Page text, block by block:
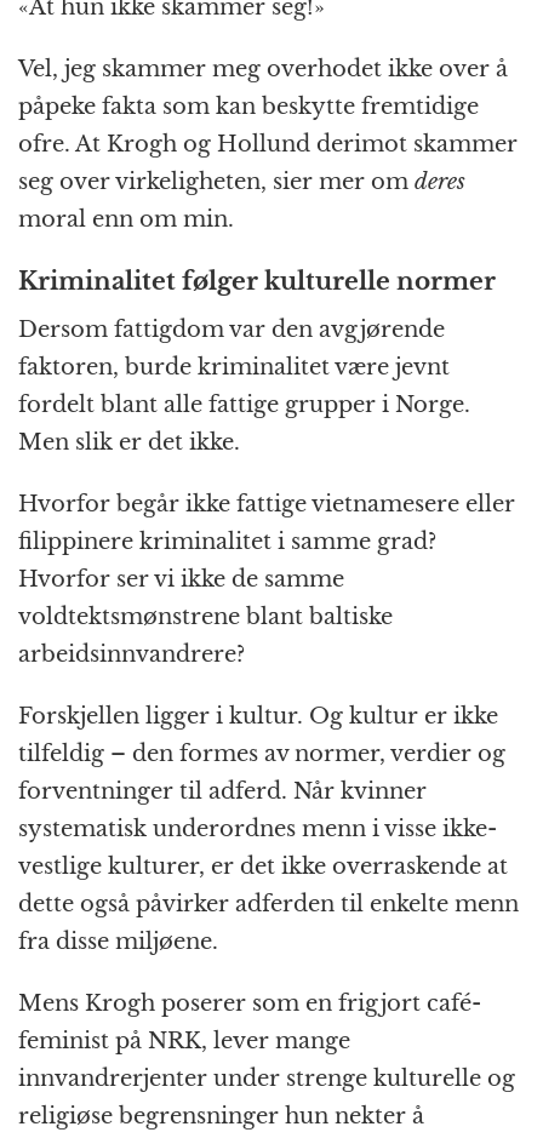
«At hun ikke skammer seg!»
Vel, jeg skammer meg overhodet ikke over å
påpeke fakta som kan beskytte fremtidige
ofre. At Krogh og Hollund derimot skammer
seg over virkeligheten, sier mer om deres
moral enn om min.
Kriminalitet følger kulturelle normer
Dersom fattigdom var den avgjørende
faktoren, burde kriminalitet være jevnt
fordelt blant alle fattige grupper i Norge.
Men slik er det ikke.
Hvorfor begår ikke fattige vietnamesere eller
filippinere kriminalitet i samme grad?
Hvorfor ser vi ikke de samme
voldtektsmønstrene blant baltiske
arbeidsinnvandrere?
Forskjellen ligger i kultur. Og kultur er ikke
tilfeldig – den formes av normer, verdier og
forventninger til adferd. Når kvinner
systematisk underordnes menn i visse ikke-
vestlige kulturer, er det ikke overraskende at
dette også påvirker adferden til enkelte menn
fra disse miljøene.
Mens Krogh poserer som en frigjort café-
feminist på NRK, lever mange
innvandrerjenter under strenge kulturelle og
religiøse begrensninger hun nekter å